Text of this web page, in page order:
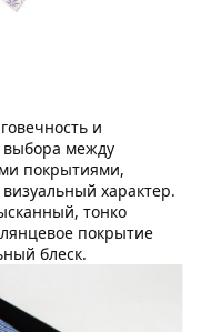
и
выбора между
покрытиями,
характер.
тонко
покрытие
блеск.